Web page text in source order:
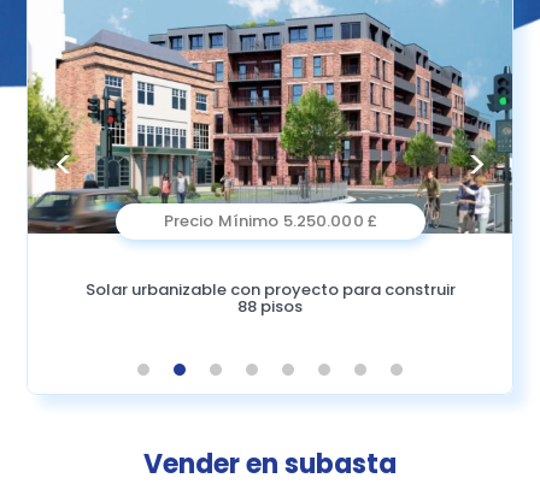
Precio Mínimo 5.250.000 £
Solar urbanizable con proyecto para construir
88 pisos
1 2 3 4 5 6 7 8
< >
Vender en subasta